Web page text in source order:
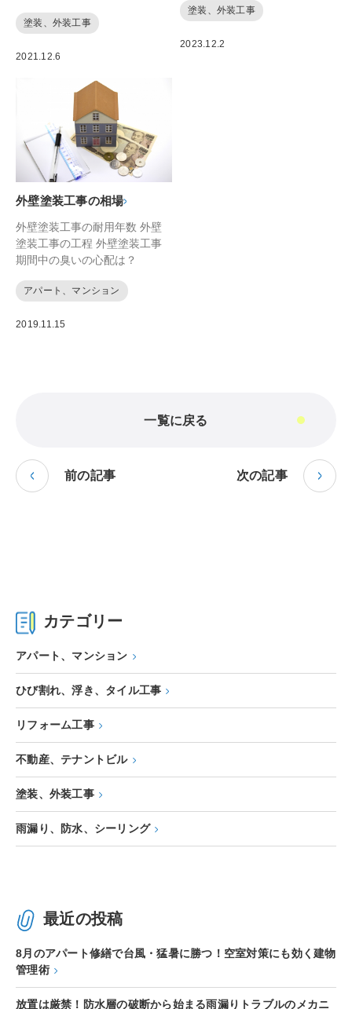
カテゴリー
アパート、マンション
ひび割れ、浮き、タイル工事
リフォーム工事
不動産、テナントビル
塗装、外装工事
雨漏り、防水、シーリング
最近の投稿
8月のアパート修繕で台風・猛暑に勝つ！空室対策にも効く建物
管理術
放置は厳禁！防水層の破断から始まる雨漏りトラブルのメカニ
塗装、外装工事
2021.12.6
塗装、外装工事
2023.12.2
外壁塗装工事の相場
外壁塗装工事の耐用年数 外壁
塗装工事の工程 外壁塗装工事
期間中の臭いの心配は？
アパート、マンション
2019.11.15
前の記事
一覧に戻る
次の記事